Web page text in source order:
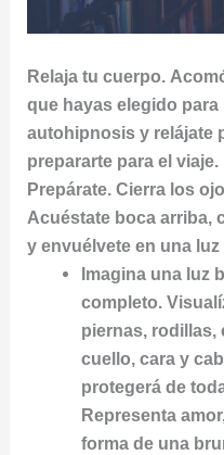
Relaja tu cuerpo.
que hayas elegido
autohipnosis y relájate
prepararte para el viaje.
Prepárate. Cierra los
Acuéstate boca arriba,
y envuélvete en una
Imagina una luz
completo.
piernas, rodillas,
cuello, cara y
protegerá de
Representa
forma de una